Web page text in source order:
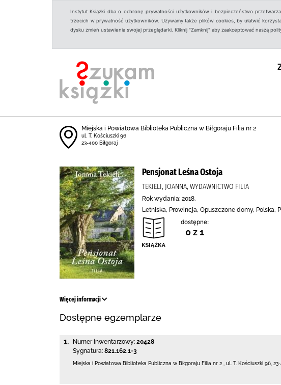
Instytut Książki dba o ochronę prywatności użytkowników i bezpieczeństwo
trzecich w prywatność użytkowników. Używamy także plików cookies, by ułatwić
dysku zmień ustawienia swojej przeglądarki. Kliknij "Zamknij" aby zaakceptować naszą
Miejska i Powiatowa Biblioteka Publiczna w Biłgoraju Filia nr 2
ul. T. Kościuszki 96
23-400 Biłgoraj
Pensjonat Leśna Ostoja
TEKIELI, JOANNA, WYDAWNICTWO FILIA
Rok wydania: 2018.
Letniska, Prowincja, Opuszczone domy, Polska,
dostępne:
0 z 1
Więcej informacji
Dostępne egzemplarze
1. Numer inwentarzowy: 20428
Sygnatura: 821.162.1-3
Miejska i Powiatowa Biblioteka Publiczna w Biłgoraju Filia nr 2 ul. T. Kościuszki 96